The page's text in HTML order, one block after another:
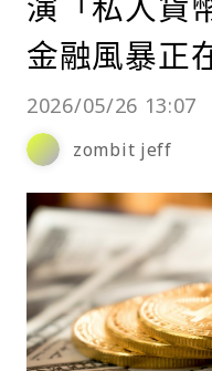
金融風暴正
2026/05/26 13:07
zombit jeff